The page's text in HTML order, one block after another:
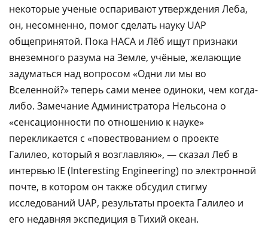
некоторые ученые оспаривают утверждения Леба,
он, несомненно, помог сделать науку UAP
общепринятой. Пока НАСА и Лёб ищут признаки
внеземного разума на Земле, учёные, желающие
задуматься над вопросом «Одни ли мы во
Вселенной?» теперь сами менее одиноки, чем когда-
либо. Замечание Администратора Нельсона о
«сенсационности по отношению к науке»
перекликается с «повествованием о проекте
Галилео, который я возглавляю», — сказал Леб в
интервью IE (Interesting Engineering) по электронной
почте, в котором он также обсудил стигму
исследований UAP, результаты проекта Галилео и
его недавняя экспедиция в Тихий океан.